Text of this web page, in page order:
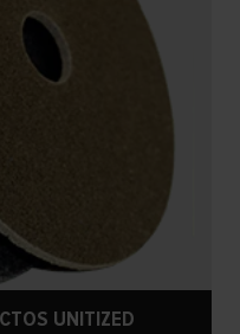
UNITIZED